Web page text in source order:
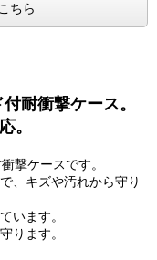
ちら
耐衝撃ケース。
。
撃ケースです。
、キズや汚れから守り
います。
ります。